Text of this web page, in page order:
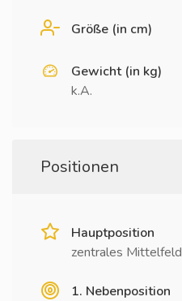
Größe (in cm)
Gewicht (in kg)
k.A.
Positionen
Hauptposition
zentrales Mittelfeld
1. Nebenposition